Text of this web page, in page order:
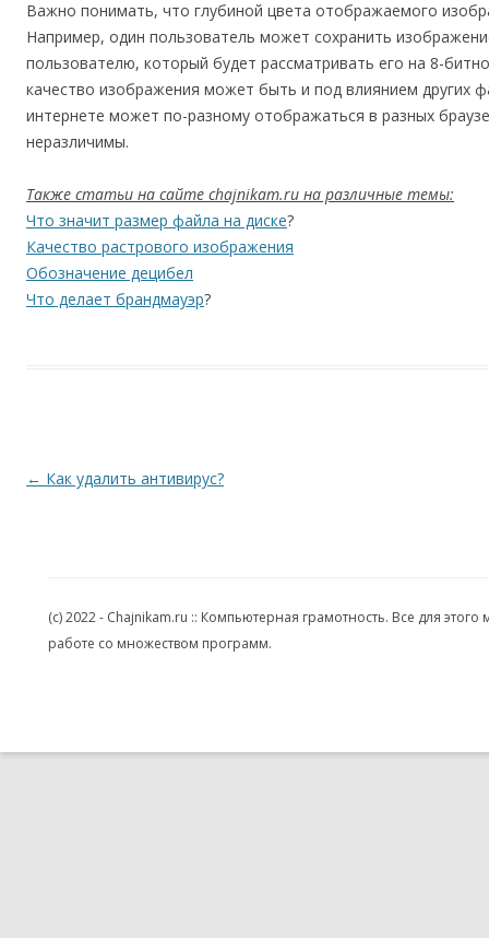
Важно понимать, что глубиной цвета отображаемого
Например, один пользователь может сохранить
пользователю, который будет рассматривать его на 8-
качество изображения может быть и под влиянием других
интернете может по-разному отображаться в разных
неразличимы.
Также статьи на сайте chajnikam.ru на различные темы:
Что значит размер файла на диске?
Качество растрового изображения
Обозначение децибел
Что делает брандмауэр?
Навигация по записям
← Как удалить антивирус?
(c) 2022 - Chajnikam.ru :: Компьютерная грамотность. Все для
работе со множеством программ.